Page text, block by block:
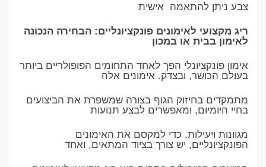
צבע ניתן להתאמה אישית
ריג מקצועי לאימונים פונקציונליים: הבחירה הנכונה
לאימון בבית או במכון
אימון פונקציונלי הפך לאחד התחומים הפופולריים ביותר
בעולם הכושר, ובצדק. אימונים אלה
מתמקדים בחיזוק הגוף בצורה שמשפרת את הביצועים
בחיי היומיום, ומאפשרים לבצע תנועות
מגוונות ויעילות. כדי למקסם את האימונים
הפונקציונליים, יש צורך בציוד המתאים, ואחד